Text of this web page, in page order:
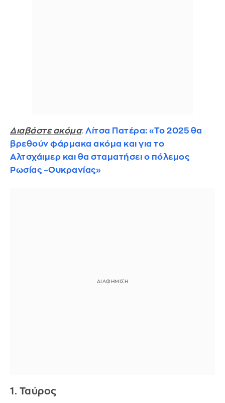
Διαβάστε ακόμα: Λίτσα Πατέρα: «Το 2025 θα
βρεθούν φάρμακα ακόμα και για το
Αλτσχάιμερ και θα σταματήσει ο πόλεμος
Ρωσίας –Ουκρανίας»
1. Ταύρος